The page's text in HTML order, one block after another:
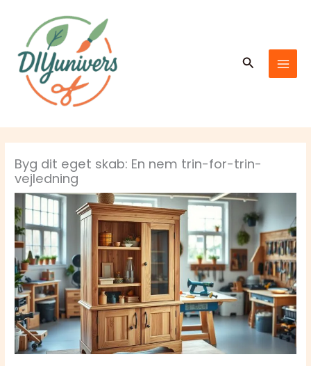
indholdet
Søg
Byg dit eget skab: En nem trin-for-trin-
vejledning